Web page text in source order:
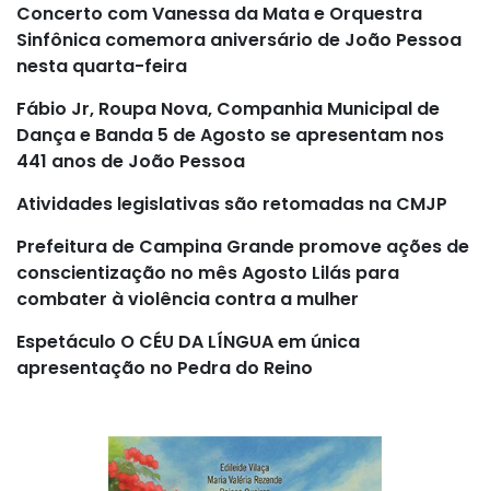
Concerto com Vanessa da Mata e Orquestra
Sinfônica comemora aniversário de João Pessoa
nesta quarta-feira
Fábio Jr, Roupa Nova, Companhia Municipal de
Dança e Banda 5 de Agosto se apresentam nos
441 anos de João Pessoa
Atividades legislativas são retomadas na CMJP
Prefeitura de Campina Grande promove ações de
conscientização no mês Agosto Lilás para
combater à violência contra a mulher
Espetáculo O CÉU DA LÍNGUA em única
apresentação no Pedra do Reino